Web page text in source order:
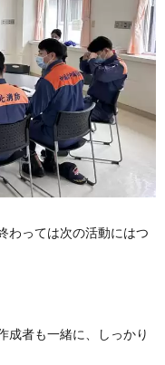
わっては次の活動にはつ
成者も一緒に、しっかり